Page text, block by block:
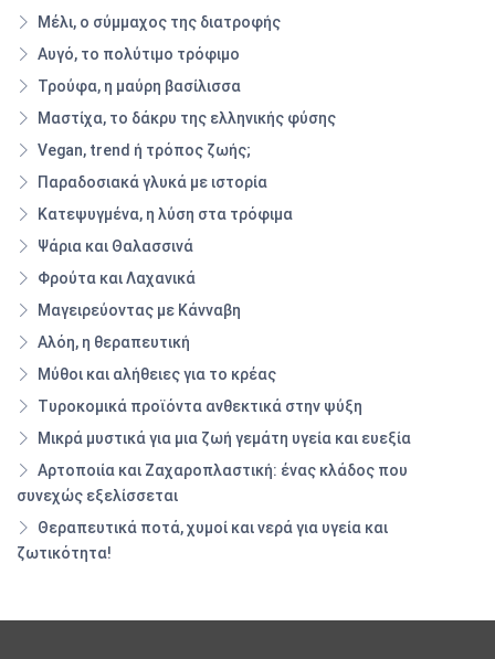
Μέλι, ο σύμμαχος της διατροφής
Αυγό, το πολύτιμο τρόφιμο
Τρούφα, η μαύρη βασίλισσα
Μαστίχα, το δάκρυ της ελληνικής φύσης
Vegan, trend ή τρόπος ζωής;
Παραδοσιακά γλυκά με ιστορία
Κατεψυγμένα, η λύση στα τρόφιμα
Ψάρια και Θαλασσινά
Φρούτα και Λαχανικά
Μαγειρεύοντας με Κάνναβη
Αλόη, η θεραπευτική
Μύθοι και αλήθειες για το κρέας
Τυροκομικά προϊόντα ανθεκτικά στην ψύξη
Μικρά μυστικά για μια ζωή γεμάτη υγεία και ευεξία
Αρτοποιία και Ζαχαροπλαστική: ένας κλάδος που
συνεχώς εξελίσσεται
Θεραπευτικά ποτά, χυμοί και νερά για υγεία και
ζωτικότητα!